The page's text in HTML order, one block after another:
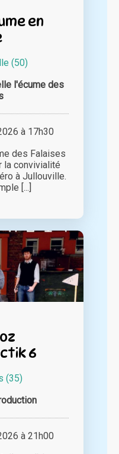
en
(50)
l'écume des
à 17h30
des Falaises
la convivialité
à Jullouville.
[...]
6
(35)
à 21h00